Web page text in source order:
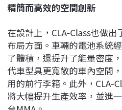
精簡而高效的空間創新
在設計上，CLA-Class也做
布局方面。車輛的電池系統
了體積，還提升了能量密度
代車型具更寬敞的車內空間
用的前行李箱。此外，CLA-
將大幅提升生產效率，並進